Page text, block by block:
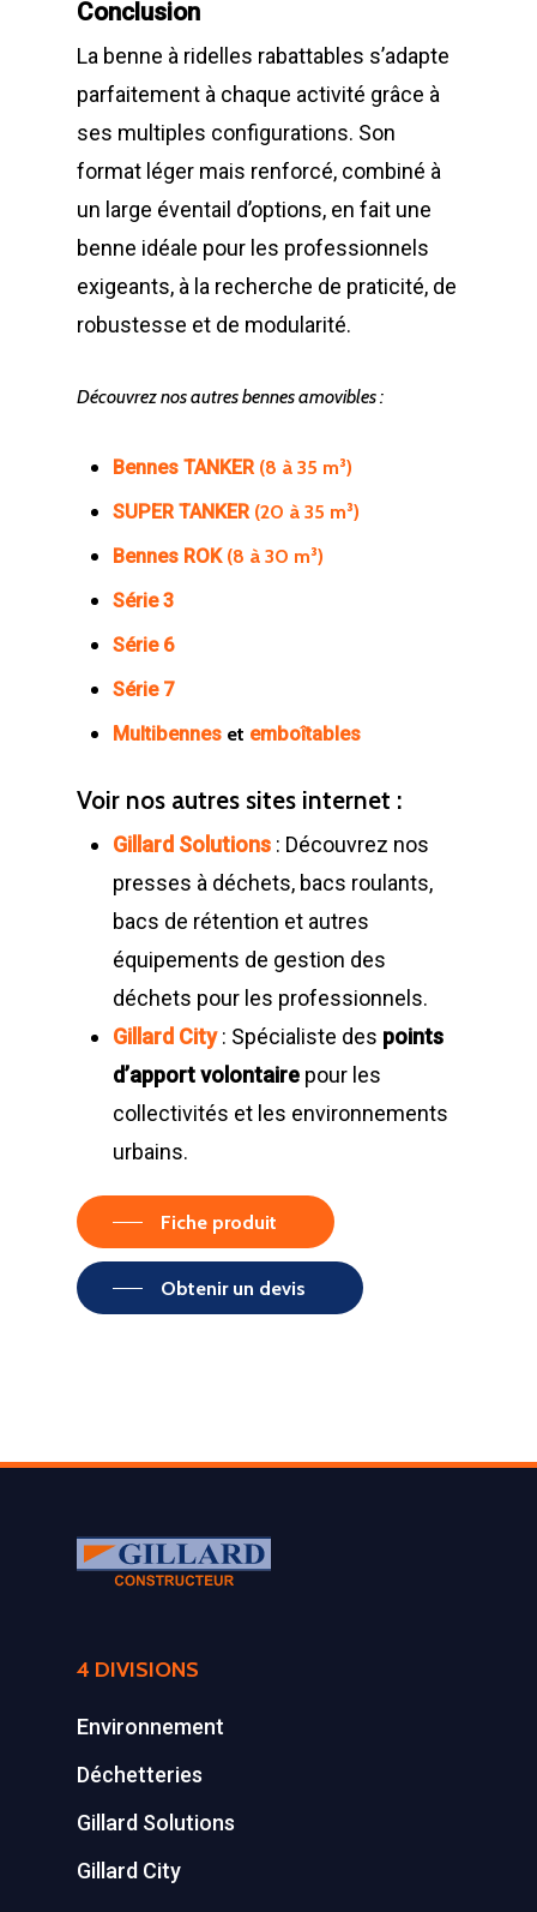
Conclusion
La benne à ridelles rabattables s’adapte
parfaitement à chaque activité grâce à
ses multiples configurations. Son
format léger mais renforcé, combiné à
un large éventail d’options, en fait une
benne idéale pour les professionnels
exigeants, à la recherche de praticité, de
robustesse et de modularité.
Découvrez nos autres bennes amovibles :
Bennes TANKER (8 à 35 m³)
SUPER TANKER (20 à 35 m³)
Bennes ROK(8 à 30 m³)
Série 3
Série 6
Série 7
Multibennes et emboîtables
Voir nos autres sites internet :
Gillard Solutions : Découvrez nos
presses à déchets, bacs roulants,
bacs de rétention et autres
équipements de gestion des
déchets pour les professionnels.
Gillard City: Spécialiste des points
d’apport volontaire pour les
collectivités et les environnements
urbains.
Fiche produit
Obtenir un devis
4 DIVISIONS
Environnement
Déchetteries
Gillard Solutions
Gillard City
Broyeur de
Conteneurs
Système de
pour bennes
Concept ECOPAKT
Déchetterie à plat
Synthèse de notre
Z.A., Rue des Peupliers / BP
77590 BOIS LE ROI
Tél : 01 60 69 68 66
contact@gillard-sas.fr